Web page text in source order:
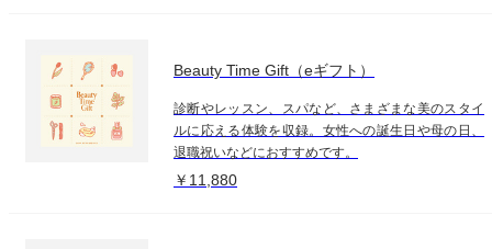
Beauty Time Gift（eギフト）
診断やレッスン、スパなど、さまざまな美のスタイ
ルに応える体験を収録。女性への誕生日や母の日、
退職祝いなどにおすすめです。
￥11,880